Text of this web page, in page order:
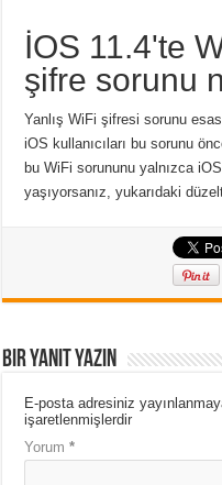
İOS 11.4'te
şifre sorunu
Yanlış WiFi şifresi sorunu
iOS kullanıcıları bu sorunu
bu WiFi sorununu yalnızca
yaşıyorsanız, yukarıdaki
Bir yanıt yazın
E-posta adresiniz
işaretlenmişlerdir
Yorum*